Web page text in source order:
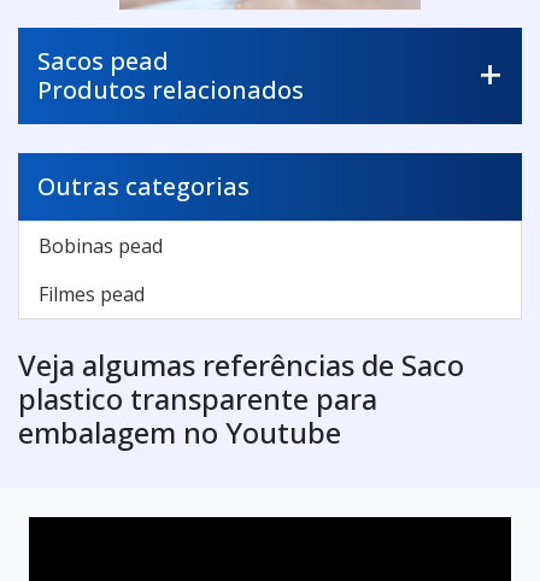
Sacos pead
Produtos relacionados
Outras categorias
Bobinas pead
Filmes pead
Veja algumas referências de Saco
plastico transparente para
embalagem no Youtube